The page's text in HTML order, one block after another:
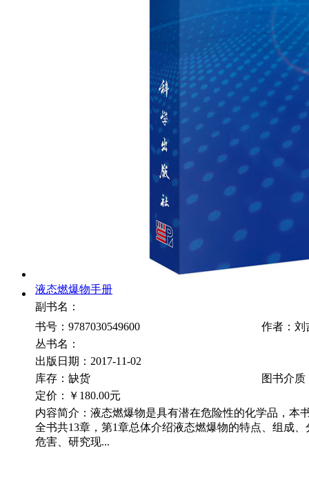
液态燃爆物手册
副书名：
书号：9787030549600
作者：刘
丛书名：
出版日期：2017-11-02
库存：缺货
图书介质
定价：
￥180.00元
内容简介：液态燃爆物是具有潜在危险性的化学品，本
全书共13章，第1章总体介绍液态燃爆物的特点、组成
危害、研究现...